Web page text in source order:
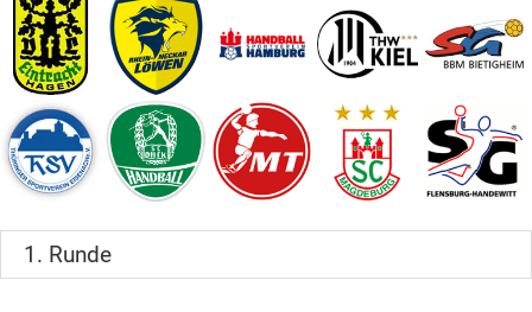
1. Runde